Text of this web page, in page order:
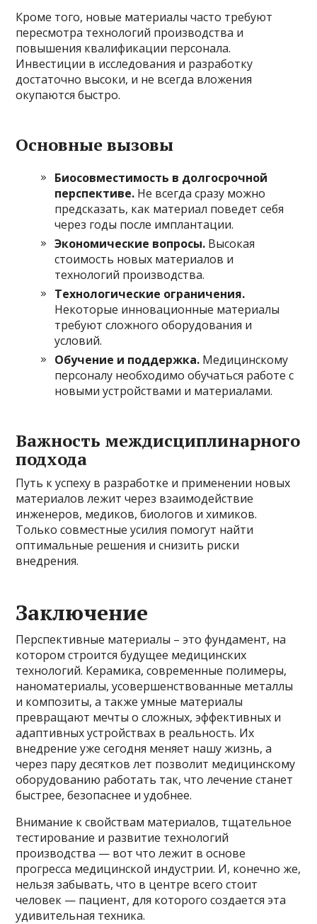
Кроме того, новые материалы часто требуют
пересмотра технологий производства и
повышения квалификации персонала.
Инвестиции в исследования и разработку
достаточно высоки, и не всегда вложения
окупаются быстро.
Основные вызовы
Биосовместимость в долгосрочной
перспективе. Не всегда сразу можно
предсказать, как материал поведет себя
через годы после имплантации.
Экономические вопросы. Высокая
стоимость новых материалов и
технологий производства.
Технологические ограничения.
Некоторые инновационные материалы
требуют сложного оборудования и
условий.
Обучение и поддержка. Медицинскому
персоналу необходимо обучаться работе с
новыми устройствами и материалами.
Важность междисциплинарного
подхода
Путь к успеху в разработке и применении новых
материалов лежит через взаимодействие
инженеров, медиков, биологов и химиков.
Только совместные усилия помогут найти
оптимальные решения и снизить риски
внедрения.
Заключение
Перспективные материалы – это фундамент, на
котором строится будущее медицинских
технологий. Керамика, современные полимеры,
наноматериалы, усовершенствованные металлы
и композиты, а также умные материалы
превращают мечты о сложных, эффективных и
адаптивных устройствах в реальность. Их
внедрение уже сегодня меняет нашу жизнь, а
через пару десятков лет позволит медицинскому
оборудованию работать так, что лечение станет
быстрее, безопаснее и удобнее.
Внимание к свойствам материалов, тщательное
тестирование и развитие технологий
производства — вот что лежит в основе
прогресса медицинской индустрии. И, конечно же,
нельзя забывать, что в центре всего стоит
человек — пациент, для которого создается эта
удивительная техника.